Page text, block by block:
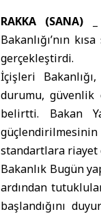
RAKKA (SANA) _
Bakanlığı’nın
gerçekleştirdi.
İçişleri
durumu, güvenlik
belirtti. Bakan
standartlara
Bakanlık Bugün
ardından
başlandığını